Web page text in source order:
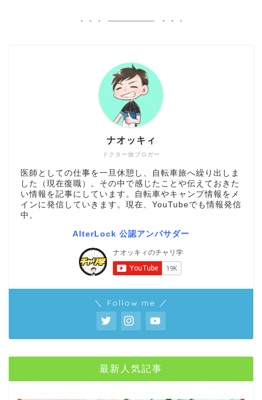
ドクター旅ブロガー
ナオッキィ
医師としての仕事を一旦休憩し、自転車旅へ繰り出しま
した（現在復職）。その中で感じたことや伝えておきた
い情報を記事にしています。自転車やキャンプ情報をメ
インに発信していきます。現在、YouTubeでも情報発信
中。
AlterLock 公認アンバサダー
＼ Follow me ／
最新人気記事